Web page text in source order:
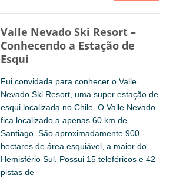
Valle Nevado Ski Resort –
Conhecendo a Estação de
Esqui
Fui convidada para conhecer o Valle
Nevado Ski Resort, uma super estação de
esqui localizada no Chile. O Valle Nevado
fica localizado a apenas 60 km de
Santiago. São aproximadamente 900
hectares de área esquiável, a maior do
Hemisfério Sul. Possui 15 teleféricos e 42
pistas de